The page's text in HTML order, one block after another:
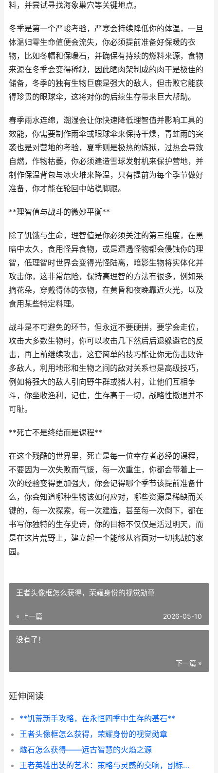
料，并尝试寻找海象巢穴等关键地点。
冬季是第一个严峻考验，严寒会持续降低你的体温，一旦
体温归零生命值便会流失，你必须提前准备好保暖的衣
物，比如冬帽和保暖石，并确保有持续的燃料来源，食物
来源在冬季会变得稀缺，因此晒肉架制成的肉干是极佳的
储备，冬季的独有生物巨鹿是强大的敌人，但击败它能获
得珍贵的眼球伞，这将对你的后续生存带来巨大帮助。
春季雨水连绵，潮湿会让你快速降低理智值并影响工具的
效能，你需要制作雨伞或眼球伞来保持干燥，青蛙雨的突
袭也是对营地的考验，夏季则是极热的炼狱，过热会导致
自燃，作物枯萎，你必须建造雪球发射机来保护营地，并
制作保温背包与冰火堆来降温，只有提前为每个季节做好
准备，你才能在轮回中站稳脚跟。
**理智值与战斗的微妙平衡**
除了饥饿与生命，理智值是你必须关注的第三维度，在黑
暗中太久，食用怪异食物，或是遭遇怪物都会侵蚀你的理
智，低理智时世界会变得光怪陆离，暗影生物将实体化并
攻击你，这非常危险，保持高理智的方法有很多，例如采
摘花朵，穿戴得体的衣物，在黄昏和夜晚靠近火光，以及
食用某些特定料理。
战斗是不可避免的环节，但永远不要硬拼，要学会走位，
攻击大多数生物时，你可以攻击几下然后后退躲避它的反
击，再上前继续攻击，这套简单的技巧能让你无伤击败许
多敌人，利用地形和生物之间的敌对关系也是高级技巧，
例如将强大的敌人引向野牛群或猪人村，让他们互相争
斗，你坐收渔利，记住，生存高于一切，战略性撤退并不
可耻。
**死亡不是终结而是课程**
在这个残酷的世界里，死亡是每一位幸存者必经的课程，
不要因为一次失败而气馁，每一次重生，你都会带着上一
次的经验变得更加强大，你会记得哪个季节该提前准备什
么，你会知道哪种生物该如何应对，哪些资源是稀缺而关
键的，每一次探索，每一次建造，甚至每一次倒下，都在
书写你独特的生存史诗，你的目标不仅仅是活过明天，而
是在这片荒野上，建立起一个能够从容面对一切挑战的家
园。
王者头像框怎么获得，荣耀身份的视觉勋章
« 上一篇 2026-05-10
没有了！
下一篇 »
延伸阅读
**饥荒新手攻略，在永恒四季中生存的基石**
王者头像框怎么获得，荣耀身份的视觉勋章
燧石怎么获得——远古智慧的火焰之源
王者英雄出装的艺术：策略与灵感的交响，副标题：装备选择如何决定战场胜负